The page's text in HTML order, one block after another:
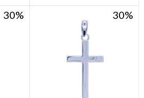
30 30